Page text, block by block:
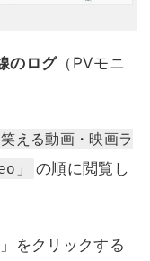
のログ（PVモニ
える動画・映画ラ
」
の順に閲覧し
をクリックする